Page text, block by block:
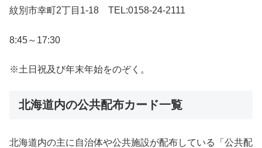
紋別市幸町2丁目1-18 TEL:0158-24-2111
8:45～17:30
※土日祝及び年末年始をのぞく。
北海道内の公共配布カード一覧
北海道内の主に自治体や公共施設が配布している「公共配